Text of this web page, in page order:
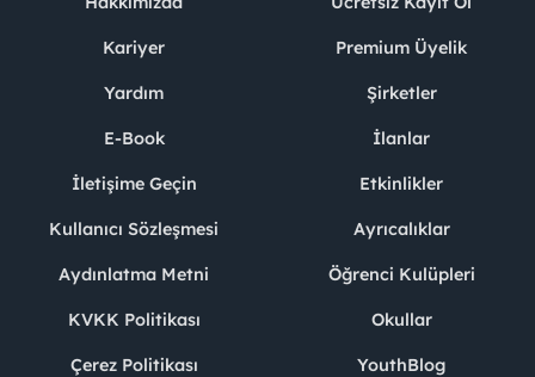
Kariyer
Yardım
E-Book
İletişime Geçin
Kullanıcı Sözleşmesi
Aydınlatma Metni
KVKK Politikası
Çerez Politikası
Premium Üyelik
Şirketler
İlanlar
Etkinlikler
Ayrıcalıklar
Öğrenci Kulüpleri
Okullar
YouthBlog